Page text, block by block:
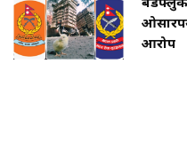
आरोप